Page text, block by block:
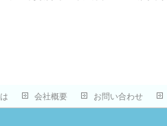
会社概要 お問い合わせ